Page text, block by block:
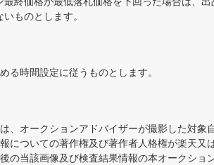
ものとします。
る時間設定に従うものとします。
、オークションアドバイザーが撮影した対
についての著作権及び著作者人格権が楽天
の当該画像及び検査結果情報の本オークショ